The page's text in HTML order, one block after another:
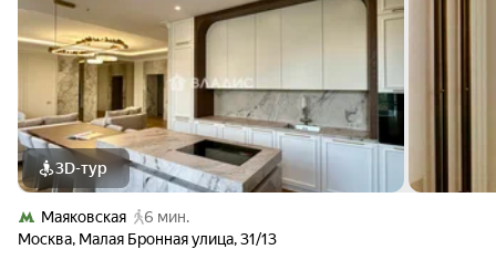
3D-тур
Маяковская
6 мин.
Москва, Малая Бронная улица,31/13